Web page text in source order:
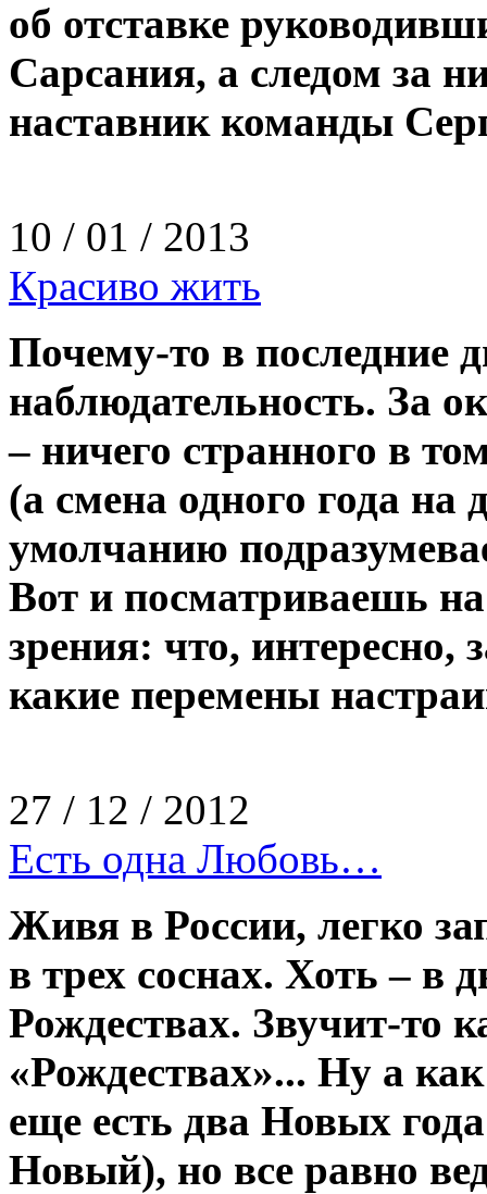
об отставке
Сарсания, а следом за
наставник команды
10 / 01 / 2013
Красиво жить
Почему-­то в последние
наблюдательность. За
– ничего странного в
(а смена одного года на
умолчанию
Вот и посматриваешь
зрения: что, интересно,
какие перемены
27 / 12 / 2012
Есть одна Любовь…
Живя в России, легко
в трех соснах. Хоть – в
Рождествах. Звучит-­то
«Рождествах»... Ну а
еще есть два Новых
Новый), но все равно